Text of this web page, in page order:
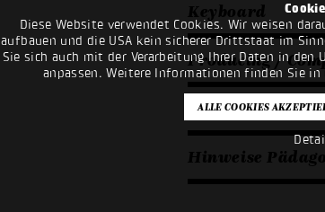
Diese Website verwendet Cookies. Wir weisen
aufbauen und die USA kein sicherer Drittstaat im
Sie sich auch mit der Verarbeitung Ihrer Daten in
anpassen. Weitere Informationen finden Sie in
Keyboard
Producing /
Hinweise zur
Hinweise